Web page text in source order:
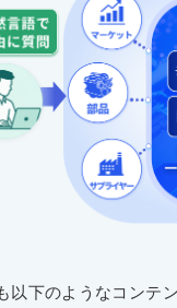
以下のようなコンテ